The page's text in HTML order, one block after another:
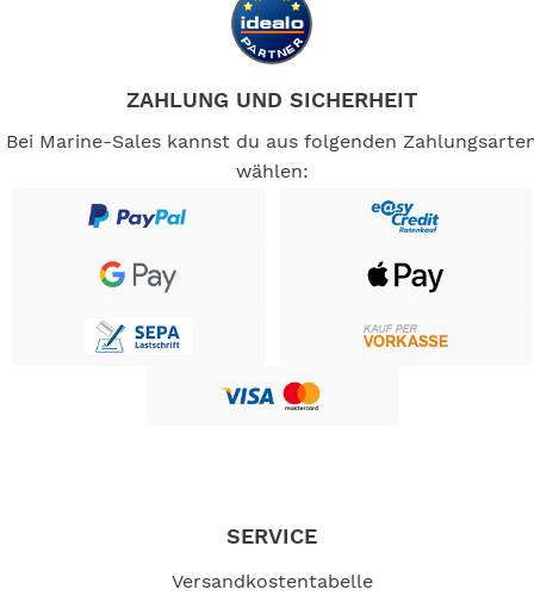
-- Auf Produktfotos angezeigte Dekorationsartikel
gehören nicht zum Leistungsumfang. --
ZAHLUNG UND SICHERHEIT
Bei Marine-Sales kannst du aus folgenden
wählen:
SERVICE
Versandkostentabelle